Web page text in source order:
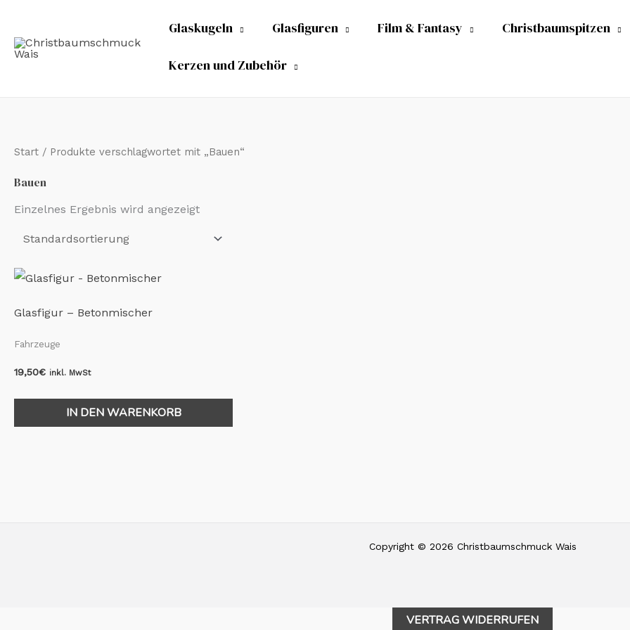
springen
Glaskugeln Glasfiguren Film & Fantasy Christbaumspitzen
Kerzen und Zubehör
Start / Produkte verschlagwortet mit „Bauen“
Bauen
Einzelnes Ergebnis wird angezeigt
Glasfigur – Betonmischer
Fahrzeuge
19,50€ inkl. MwSt
IN DEN WARENKORB
Copyright © 2026 Christbaumschmuck Wais
VERTRAG WIDERRUFEN